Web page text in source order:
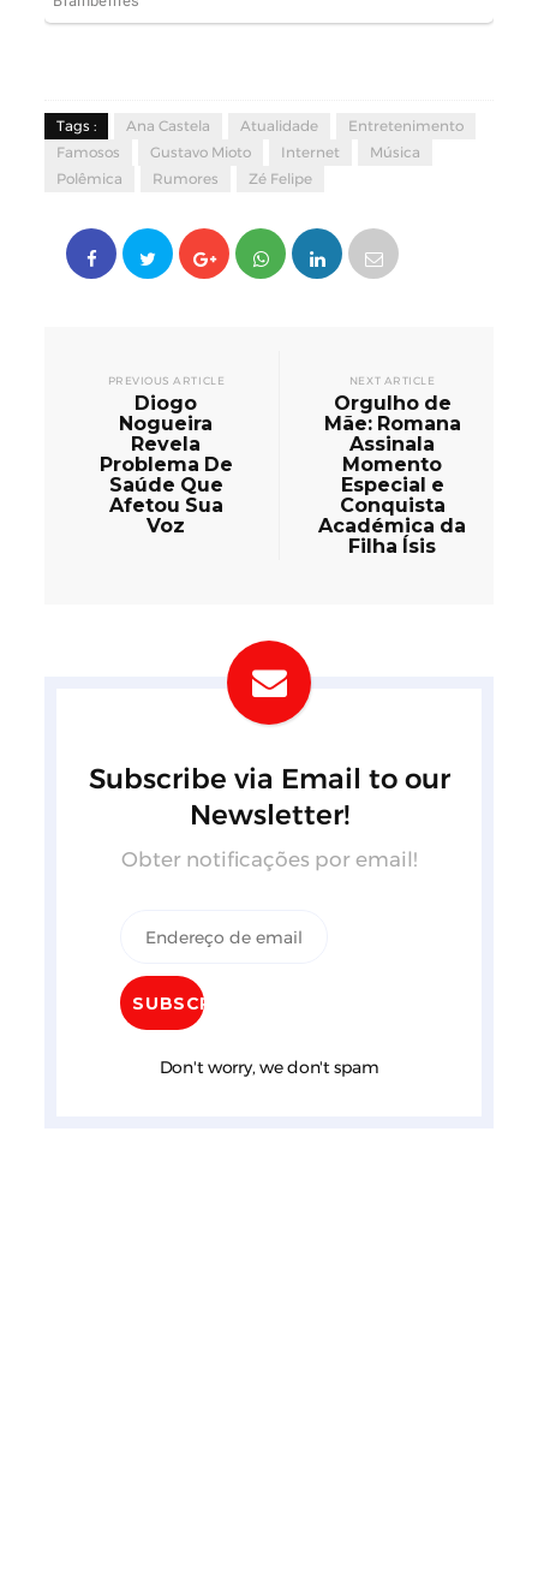
Tags : Ana Castela Atualidade
Entretenimento
Famosos
Gustavo Mioto Internet
Música
Polêmica
Rumores Zé Felipe
PREVIOUS ARTICLE
Diogo
Nogueira
Revela
Problema De
Saúde Que
Afetou Sua
Voz
NEXT ARTICLE
Orgulho de
Mãe: Romana
Assinala
Momento
Especial e
Conquista
Académica da
Filha Ísis
Subscribe via Email to our
Newsletter!
Obter notificações por email!
Don't worry, we don't spam